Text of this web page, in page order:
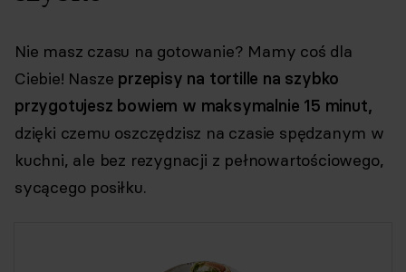
Nie masz czasu na gotowanie? Mamy coś dla
Ciebie! Nasze przepisy na tortille na szybko
przygotujesz bowiem w maksymalnie 15 minut,
dzięki czemu oszczędzisz na czasie spędzanym w
kuchni, ale bez rezygnacji z pełnowartościowego,
sycącego posiłku.